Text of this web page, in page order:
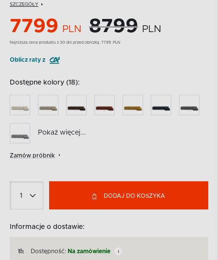
SZCZEGÓŁY
7799 PLN 8799 PLN
Najnizsza cena produktu z 30 dni przed obniżką: 7799 PLN
Oblicz raty z
Dostępne kolory (18):
Pokaż więcej...
Zamów próbnik
DODAJ DO KOSZYKA
Informacje o dostawie:
Dostępność: Na zamówienie